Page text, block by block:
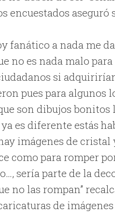
encuestados
fanático a nada me
no es nada malo
si
pues para algunos
son dibujos bonitos
ya es diferente estás
imágenes de
como para romper
sería parte de la
no las rompan”
de